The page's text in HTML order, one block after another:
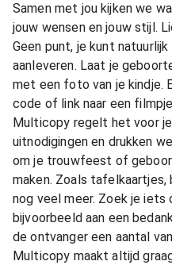
Samen met jou kijken we
jouw wensen en jouw stijl.
Geen punt, je kunt
aanleveren. Laat je
met een foto van je kindje.
code of link naar een
Multicopy regelt het voor
uitnodigingen en drukken
om je trouwfeest of
maken. Zoals tafelkaartjes,
nog veel meer. Zoek je iets
bijvoorbeeld aan een
de ontvanger een aantal
Multicopy maakt altijd